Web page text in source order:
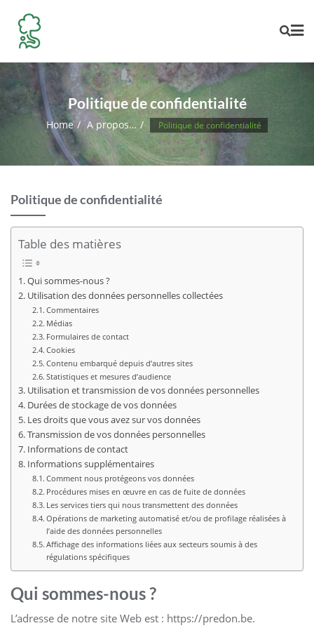
content
Politique de confidentialité
Home A propos… Politique de confidentialité
Politique de confidentialité
Table des matières
Qui sommes-nous ?
Utilisation des données personnelles collectées
Commentaires
Médias
Formulaires de contact
Cookies
Contenu embarqué depuis d’autres sites
Statistiques et mesures d’audience
Utilisation et transmission de vos données personnelles
Durées de stockage de vos données
Les droits que vous avez sur vos données
Transmission de vos données personnelles
Informations de contact
Informations supplémentaires
Comment nous protégeons vos données
Procédures mises en œuvre en cas de fuite de données
Les services tiers qui nous transmettent des données
Opérations de marketing automatisé et/ou de profilage réalisées à
l’aide des données personnelles
Affichage des informations liées aux secteurs soumis à des
régulations spécifiques
Qui sommes-nous ?
L’adresse de notre site Web est : https://predon.be.